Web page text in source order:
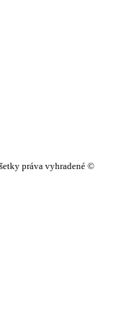
práva vyhradené ©